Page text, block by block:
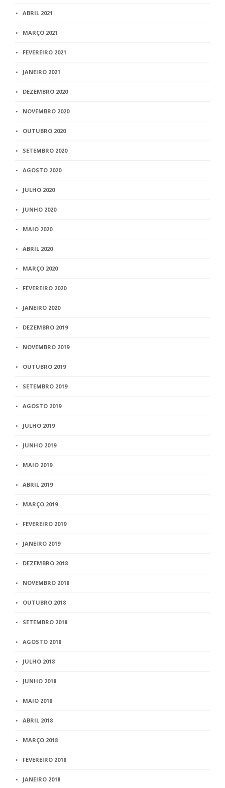
ABRIL 2021
MARÇO 2021
FEVEREIRO 2021
JANEIRO 2021
DEZEMBRO 2020
NOVEMBRO 2020
OUTUBRO 2020
SETEMBRO 2020
AGOSTO 2020
JULHO 2020
JUNHO 2020
MAIO 2020
ABRIL 2020
MARÇO 2020
FEVEREIRO 2020
JANEIRO 2020
DEZEMBRO 2019
NOVEMBRO 2019
OUTUBRO 2019
SETEMBRO 2019
AGOSTO 2019
JULHO 2019
JUNHO 2019
MAIO 2019
ABRIL 2019
MARÇO 2019
FEVEREIRO 2019
JANEIRO 2019
DEZEMBRO 2018
NOVEMBRO 2018
OUTUBRO 2018
SETEMBRO 2018
AGOSTO 2018
JULHO 2018
JUNHO 2018
MAIO 2018
ABRIL 2018
MARÇO 2018
FEVEREIRO 2018
JANEIRO 2018